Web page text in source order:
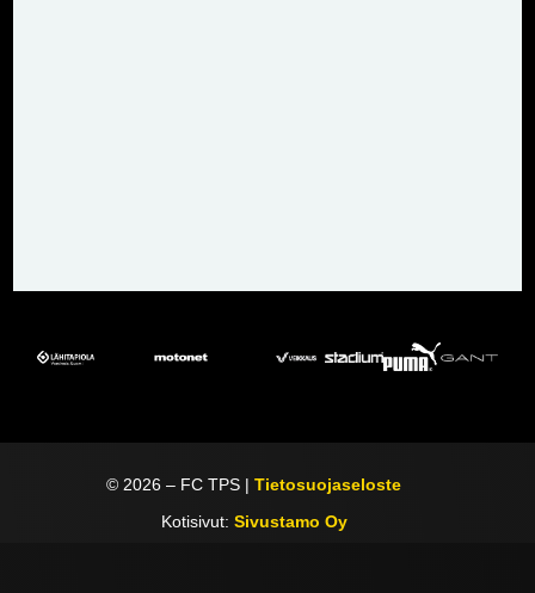
© 2026 – FC TPS |Tietosuojaseloste
Kotisivut: Sivustamo Oy